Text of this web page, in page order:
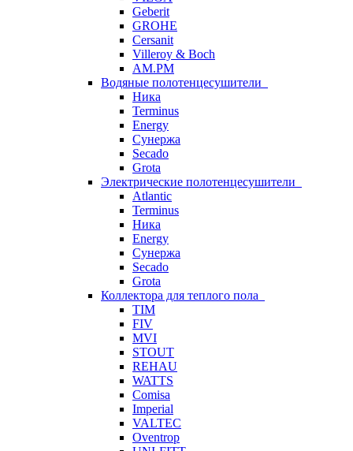
Geberit
GROHE
Cersanit
Villeroy & Boch
AM.PM
Водяные полотенцесушители
Ника
Terminus
Energy
Сунержа
Secado
Grota
Электрические полотенцесушители
Atlantic
Terminus
Ника
Energy
Сунержа
Secado
Grota
Коллектора для теплого пола
TIM
FIV
MVI
STOUT
REHAU
WATTS
Comisa
Imperial
VALTEC
Oventrop